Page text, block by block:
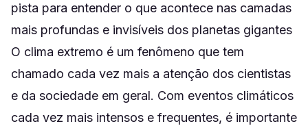
pista para entender o que acontece nas camadas
mais profundas e invisíveis dos planetas gigantes
O clima extremo é um fenômeno que tem
chamado cada vez mais a atenção dos cientistas
e da sociedade em geral. Com eventos climáticos
cada vez mais intensos e frequentes, é importante